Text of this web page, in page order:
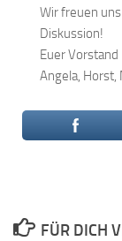
Wir freuen
Diskussion!
Euer Vorstand
Angela, Horst,
FÜR DICH